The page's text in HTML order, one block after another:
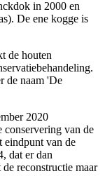
in 2000 en
De ene kogge is
de houten
de naam 'De
2020
conservering van de
eindpunt van de
dat er dan
reconstructie maar